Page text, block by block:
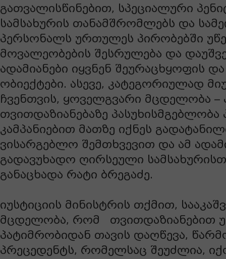
გათვალისწინებით, სპეციალური
სამსახურის თანამშრომლებს და
პერსონალს ურთულეს პირობებში
მოვალეობების შესრულება და
ადამიანები იყვნენ შეურაცხყოფის
ობიექტები. ასევე, კატეგორიულად
ჩვენთვის, ყოველგვარი მცდელობა –
თვითდაზიანებაზე
კამპანიებით მათზე იქნეს
ვისარგებლო შემთხვევით და ამ
გადავუხადო ღირსეული
განაცხადა რატი ბრეგაძე.
იუსტიციის მინისტრის თქმით,
მცდელობა, რომ თვითდაზიანებით
პატიმრობიდან თავის დაღწევა,
პრეცედენტს, რომელსაც შეუძლია,